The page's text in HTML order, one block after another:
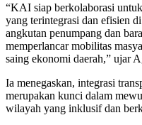
“KAI siap berkolaborasi
yang terintegrasi dan efisien
angkutan penumpang dan
memperlancar mobilitas
saing ekonomi daerah,” ujar
Ia menegaskan, integrasi
merupakan kunci dalam
wilayah yang inklusif dan